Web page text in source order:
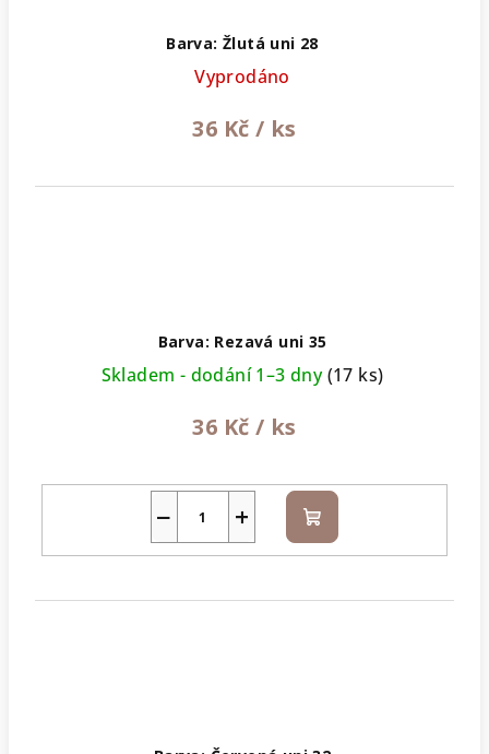
Barva: Žlutá uni 28
Vyprodáno
36 Kč / ks
Barva: Rezavá uni 35
Skladem - dodání 1–3 dny(17 ks)
36 Kč / ks
+
− Do
košíku